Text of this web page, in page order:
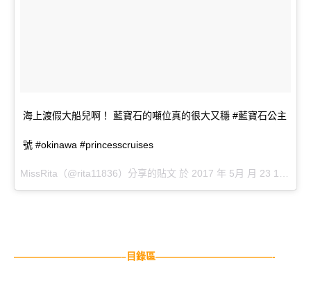
海上渡假大船兒啊！ 藍寶石的噸位真的很大又穩 #藍寶石公主
號 #okinawa #princesscruises
———————————–目錄區————————————-